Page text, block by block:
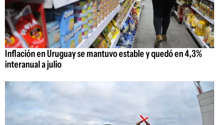
Inflación en Uruguay se mantuvo estable y quedó en 4,3%
interanual a julio